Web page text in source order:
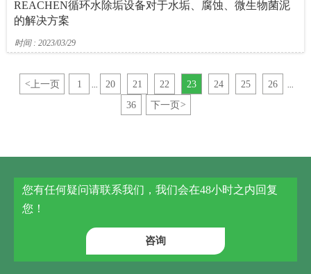
REACHEN循环水除垢设备对于水垢、腐蚀、微生物菌泥
的解决方案
时间 : 2023/03/29
<上一页 1 20 21 22 23 24 25 26
36 下一页 >
您有任何疑问请联系我们，我们会在48小时之内回复
您！
咨询